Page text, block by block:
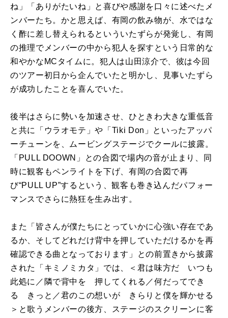
ね」「ありがたいね」と喜びや感謝を口々に述べたメ
ンバーたち。かと思えば、有岡の飲み物が、水ではな
く酢に差し替えられるといういたずらが発覚し、有岡
の推理でメンバーの中から犯人を探すという日常的な
和やかなMCタイムに。犯人は山田涼介で、彼は今回
のツアー初日から企んでいたと明かし、見事いたずら
が成功したことを喜んでいた。
後半はさらに勢いを加速させ、ひときわ大きな重低音
と共に「ウラオモテ」や「Tiki Don」といったアッパ
ーチューンを、ムービングステージでクールに披露。
「PULL DOOWN」との合図で場内の音が止まり、同
時に観客もペンライトを下げ、有岡の合図で再
び“PULL UP”するという、観客も巻き込んだパフォー
マンスでさらに熱狂を生み出す。
また「皆さんが僕たちにとっていかに心強い存在であ
るか、そしてどれだけ背中を押していただけるかを再
確認できる曲となっております」との前置きから披露
された「キミノミカタ」では、＜君は味方だ いつも
此処に／隣で背中を 押してくれる／何だってでき
る きっと／君のこの想いが きらりと僕を輝かせる
＞と歌うメンバーの後方、ステージのスクリーンに客